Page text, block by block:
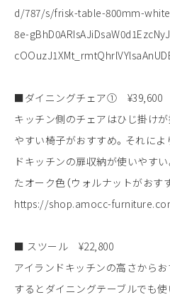
d/787/s/frisk-table-800mm-
8e-
■ダイニングチェア① ¥39,600
キッチン側のチェアはひじ掛け
やすい椅子がおすすめ。それによ
ドキッチンの扉収納が使いやす
たオーク色（ウォルナットがおす
https://shop.amocc-
■ スツール ¥22,800
アイランドキッチンの高さから
するとダイニングテーブルでも